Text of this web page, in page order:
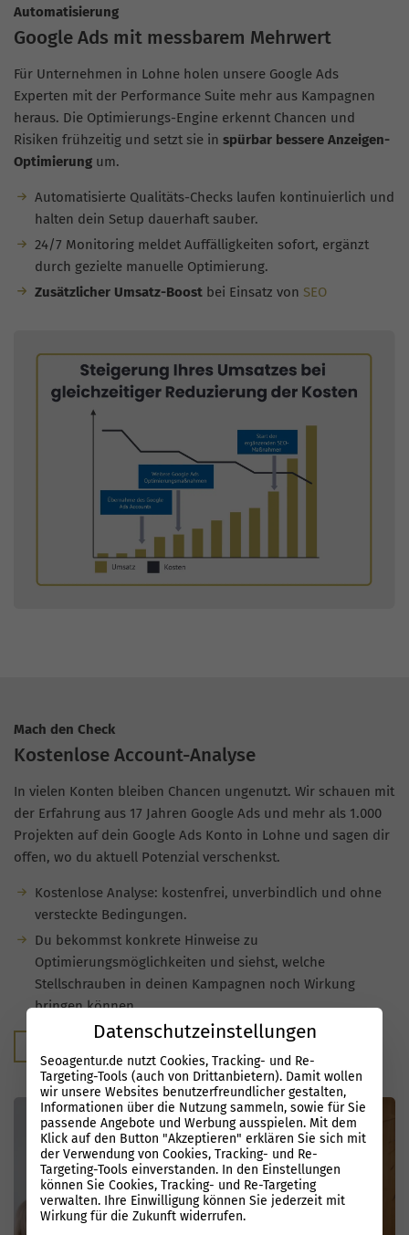
Automatisierung
Google Ads mit messbarem Mehrwert
Für Unternehmen in Lohne holen unsere Google Ads
Experten mit der Performance Suite mehr aus Kampagnen
heraus. Die Optimierungs-Engine erkennt Chancen und
Risiken frühzeitig und setzt sie in spürbar bessere Anzeigen-
Optimierung um.
Automatisierte Qualitäts-Checks laufen kontinuierlich und
halten dein Setup dauerhaft sauber.
24/7 Monitoring meldet Auffälligkeiten sofort, ergänzt
durch gezielte manuelle Optimierung.
Zusätzlicher Umsatz-Boostbei Einsatz von SEO
Mach den Check
Kostenlose Account-Analyse
In vielen Konten bleiben Chancen ungenutzt. Wir schauen mit
der Erfahrung aus 17 Jahren Google Ads und mehr als 1.000
Projekten auf dein Google Ads Konto in Lohne und sagen dir
offen, wo du aktuell Potenzial verschenkst.
Kostenlose Analyse: kostenfrei, unverbindlich und ohne
versteckte Bedingungen.
Du bekommst konkrete Hinweise zu
Optimierungsmöglichkeiten und siehst, welche
Stellschrauben in deinen Kampagnen noch Wirkung
bringen können.
Datenschutzeinstellungen
Seoagentur.de nutzt Cookies, Tracking- und Re-
Targeting-Tools (auch von Drittanbietern). Damit wollen
wir unsere Websites benutzerfreundlicher gestalten,
Informationen über die Nutzung sammeln, sowie für Sie
passende Angebote und Werbung ausspielen. Mit dem
Klick auf den Button "Akzeptieren" erklären Sie sich mit
der Verwendung von Cookies, Tracking- und Re-
Targeting-Tools einverstanden. In den Einstellungen
können Sie Cookies, Tracking- und Re-Targeting
verwalten. Ihre Einwilligung können Sie jederzeit mit
Wirkung für die Zukunft widerrufen.